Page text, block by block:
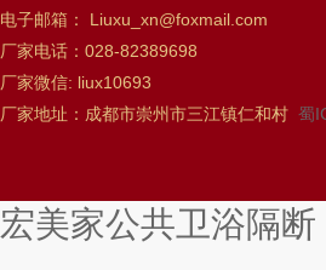
电子邮箱： Liuxu_xn@foxmail.com
厂家电话：028-82389698
厂家微信: liux10693
厂家地址：成都市崇州市三江镇仁和村 蜀
宏美家公共卫浴隔断
搓